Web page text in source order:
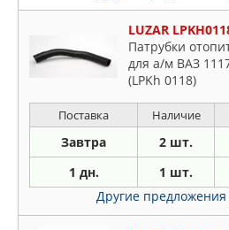
LUZAR
Патрубки
для а/м ВАЗ
(LPKh 0118)
Поставка Наличие
Завтра 2 шт.
1 дн. 1 шт.
Другие предложения